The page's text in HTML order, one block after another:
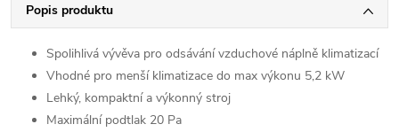
Popis produktu
Spolihlivá vývěva pro odsávání vzduchové náplně klimatizací
Vhodné pro menší klimatizace do max výkonu 5,2 kW
Lehký, kompaktní a výkonný stroj
Maximální podtlak 20 Pa